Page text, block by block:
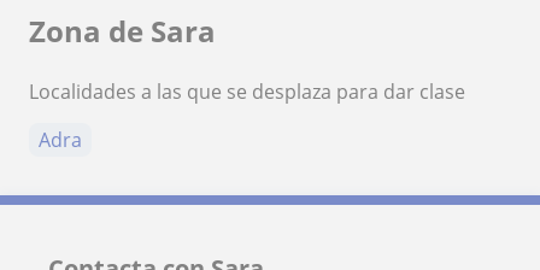
Zona de Sara
Localidades a las que se desplaza para dar clase
Adra